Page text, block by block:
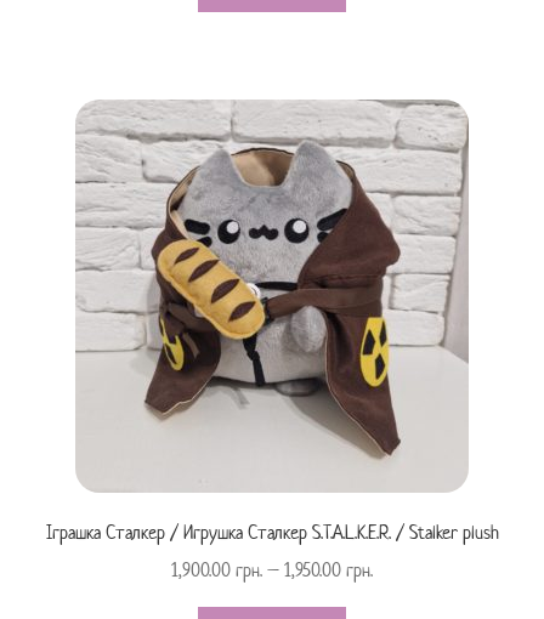
Іграшка Сталкер / Игрушка Сталкер S.T.A.L.K.E.R. / Stalker plush
1,900.00 грн. – 1,950.00 грн.